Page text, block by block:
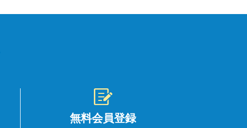
無料会員登録